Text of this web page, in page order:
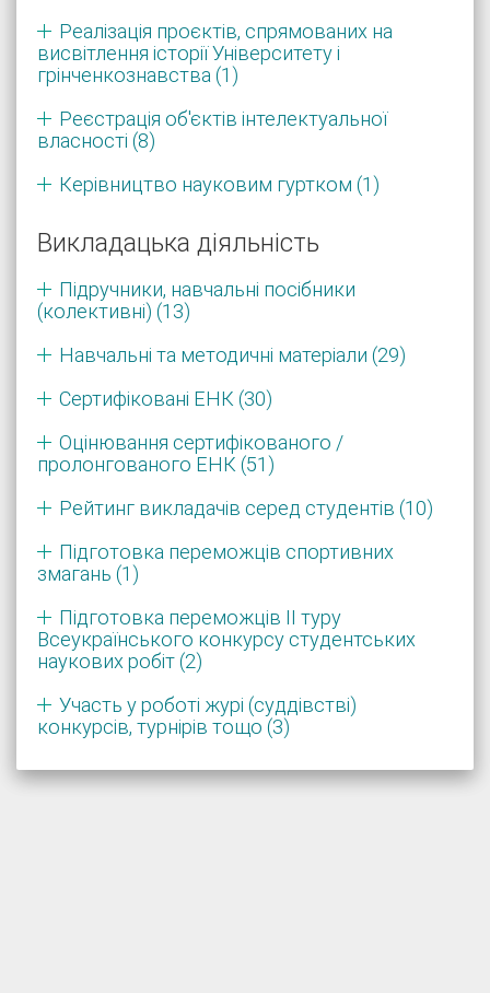
Реалізація проєктів, спрямованих на
висвітлення історії Університету і
грінченкознавства (1)
Реєстрація об'єктів інтелектуальної
власності (8)
Керівництво науковим гуртком (1)
Викладацька діяльність
Підручники, навчальні посібники
(колективні) (13)
Навчальні та методичні матеріали (29)
Сертифіковані ЕНК (30)
Оцінювання сертифікованого /
пролонгованого ЕНК (51)
Рейтинг викладачів серед студентів (10)
Підготовка переможців спортивних
змагань (1)
Підготовка переможців ІІ туру
Всеукраїнського конкурсу студентських
наукових робіт (2)
Участь у роботі журі (суддівстві)
конкурсів, турнірів тощо (3)